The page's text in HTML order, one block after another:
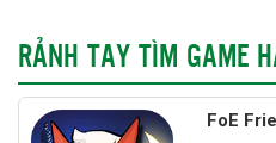
RẢNH TAY TÌM GAME
FoE